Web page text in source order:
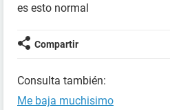
es esto normal
Compartir
Consulta también:
Me baja muchisimo